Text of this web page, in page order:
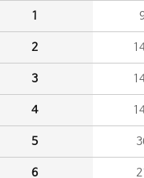
1
2
3
4
5
6